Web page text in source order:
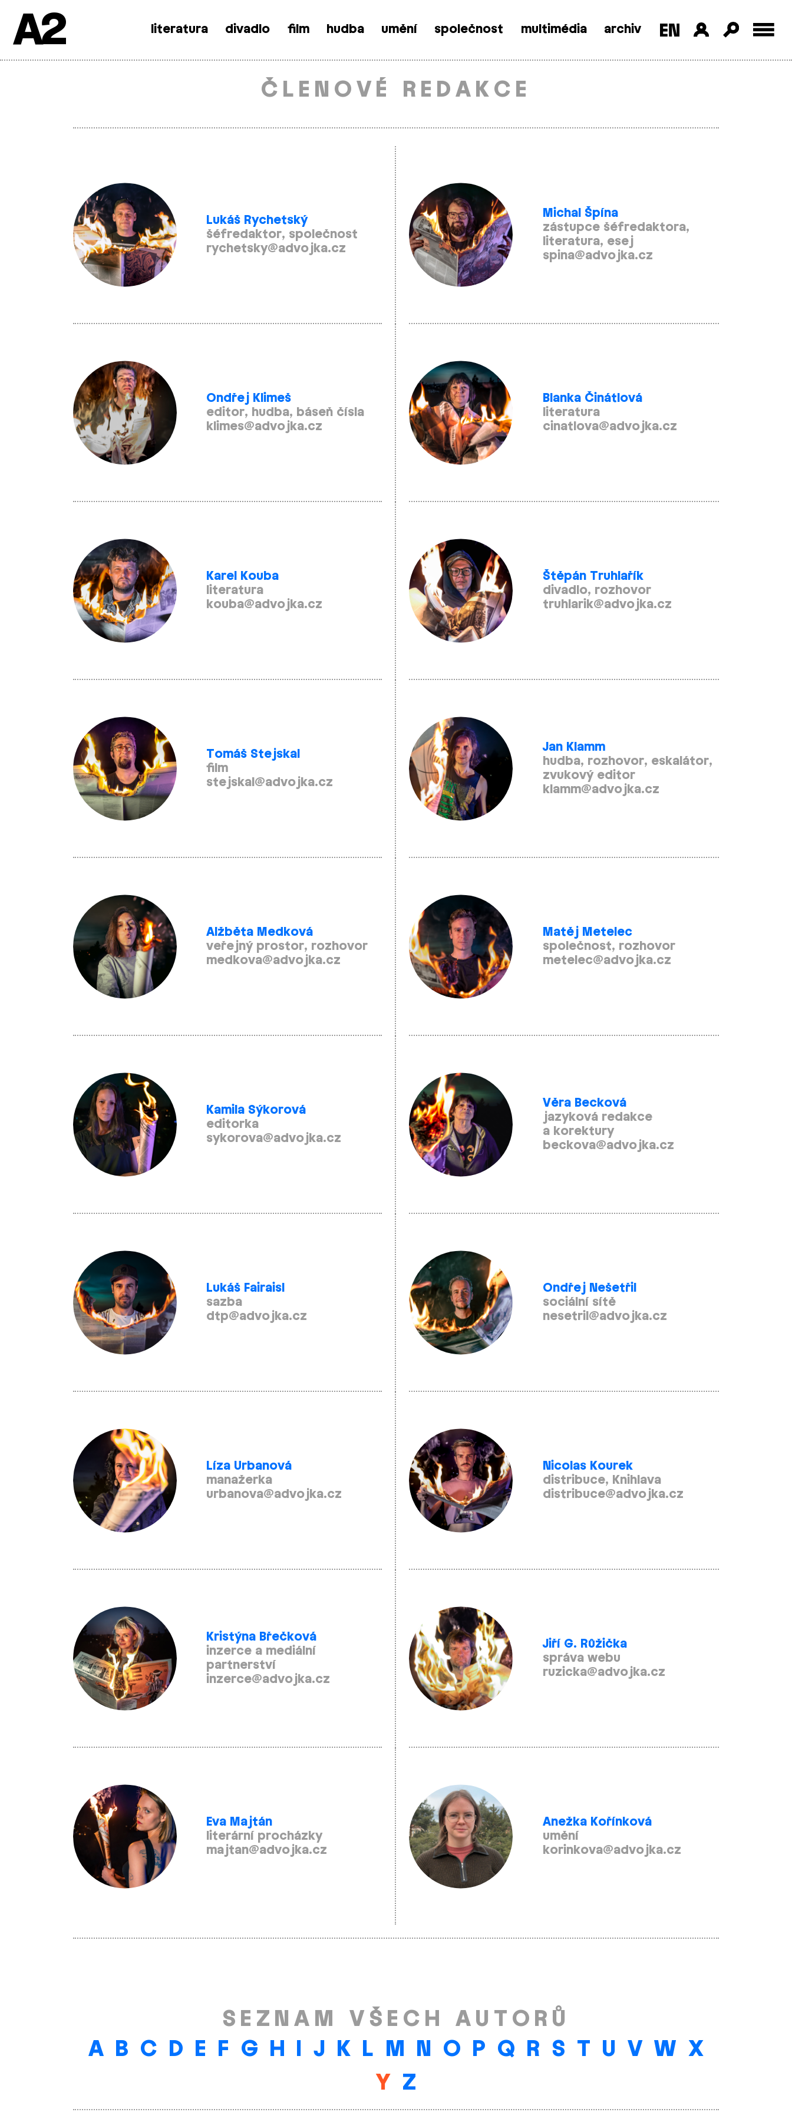
SkipA2 literatura divadlo film hudba umění společnost multimédia archiv
ČLENOVÉ REDAKCE
Lukáš Rychetský
šéfredaktor, společnost
rychetsky@advojka.cz
Michal Špína
zástupce šéfredaktora,
literatura, esej
spina@advojka.cz
Ondřej Klimeš
editor, hudba, báseň čísla
klimes@advojka.cz
Blanka Činátlová
literatura
cinatlova@advojka.cz
Karel Kouba
literatura
kouba@advojka.cz
Štěpán Truhlařík
divadlo, rozhovor
truhlarik@advojka.cz
Tomáš Stejskal
film
stejskal@advojka.cz
Jan Klamm
hudba, rozhovor, eskalátor,
zvukový editor
klamm@advojka.cz
Alžběta Medková
veřejný prostor, rozhovor
medkova@advojka.cz
Matěj Metelec
společnost, rozhovor
metelec@advojka.cz
Kamila Sýkorová
editorka
sykorova@advojka.cz
Věra Becková
jazyková redakce
a korektury
beckova@advojka.cz
Lukáš Fairaisl
sazba
dtp@advojka.cz
Ondřej Nešetřil
sociální sítě
nesetril@advojka.cz
Líza Urbanová
manažerka
urbanova@advojka.cz
Nicolas Kourek
distribuce, Knihlava
distribuce@advojka.cz
Kristýna Břečková
inzerce a mediální
partnerství
inzerce@advojka.cz
Jiří G. Růžička
správa webu
ruzicka@advojka.cz
Eva Majtán
literární procházky
majtan@advojka.cz
Anežka Kořínková
umění
korinkova@advojka.cz
SEZNAM VŠECH AUTORŮ
A B C D E F G H I J K L M N O P Q R S T U V W X
Y Z